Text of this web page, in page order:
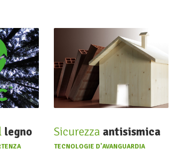
legno Sicurezza antisismica
TECNOLOGIE D'AVANGUARDIA